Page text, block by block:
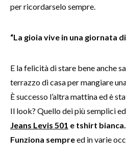
per ricordarselo sempre.
“La gioia vive in una giornata di
E la felicità di stare bene anche
terrazzo di casa per mangiare
È successo l’altra mattina ed è
Il look? Quello dei più semplici
Jeans Levis 501 e tshirt bianca.
Funziona sempreed in varie